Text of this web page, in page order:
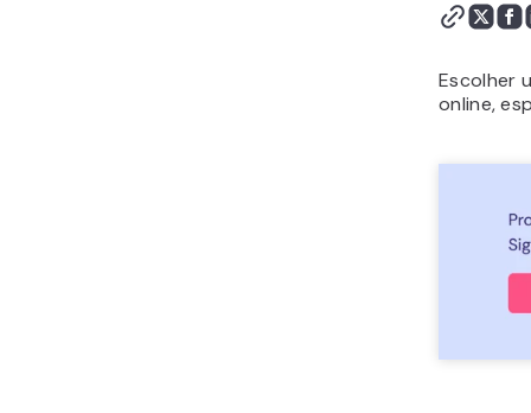
Escolher
online,